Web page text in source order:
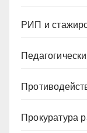
РИП и
Прокуратура